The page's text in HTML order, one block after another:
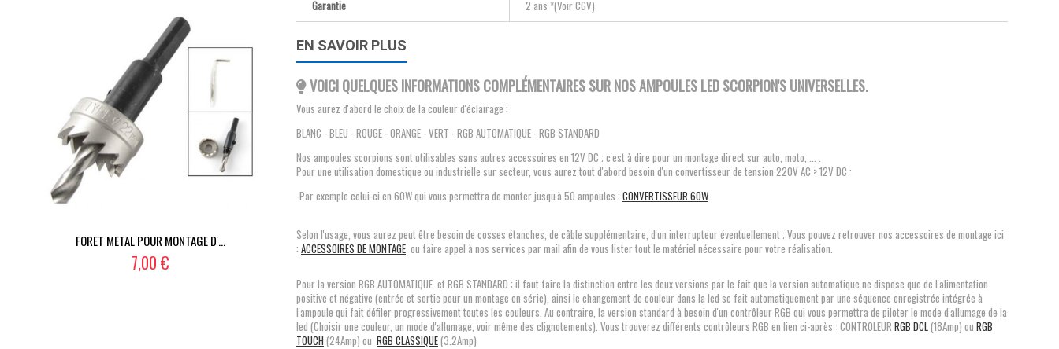
FORET METAL POUR MONTAGE D'...
7,00 €
Garantie 2 ans *(Voir CGV)
EN SAVOIR PLUS
VOICI QUELQUES INFORMATIONS COMPLÉMENTAIRES SUR NOS AMPOULES LED SCORPION'S UNIVERSELLES.
Vous aurez d'abord le choix de la couleur d'éclairage :
BLANC - BLEU - ROUGE - ORANGE - VERT - RGB AUTOMATIQUE - RGB STANDARD
Nos ampoules scorpions sont utilisables sans autres accessoires en 12V DC ; c'est à dire pour un montage direct sur auto, moto, ... .
Pour une utilisation domestique ou industrielle sur secteur, vous aurez tout d'abord besoin d'un convertisseur de tension 220V AC > 12V DC :
-Par exemple celui-ci en 60W qui vous permettra de monter jusqu'à 50 ampoules : CONVERTISSEUR 60W
Selon l'usage, vous aurez peut être besoin de cosses étanches, de câble supplémentaire, d'un interrupteur éventuellement ; Vous pouvez retrouver nos accessoires de montage ici
: ACCESSOIRES DE MONTAGE ou faire appel à nos services par mail afin de vous lister tout le matériel nécessaire pour votre réalisation.
Pour la version RGB AUTOMATIQUE et RGB STANDARD ; il faut faire la distinction entre les deux versions par le fait que la version automatique ne dispose que de l'alimentation
positive et négative (entrée et sortie pour un montage en série), ainsi le changement de couleur dans la led se fait automatiquement par une séquence enregistrée intégrée à
l'ampoule qui fait défiler progressivement toutes les couleurs. Au contraire, la version standard à besoin d'un contrôleur RGB qui vous permettra de piloter le mode d'allumage de la
led (Choisir une couleur, un mode d'allumage, voir même des clignotements). Vous trouverez différents contrôleurs RGB en lien ci-après : CONTROLEUR RGB DCL(18Amp) ou RGB
TOUCH (24Amp) ou RGB CLASSIQUE(3.2Amp)